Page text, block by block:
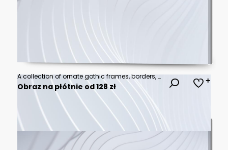
A collection of ornate gothic frames, borders, and arched windows in black and white, featuring intricate designs.
Obraz na płótnie od 128 zł